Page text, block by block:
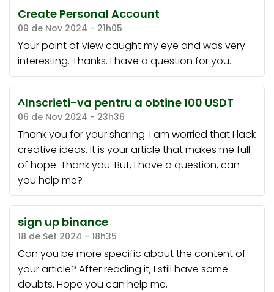
Create Personal Account
09 de Nov 2024 - 21h05
Your point of view caught my eye and was very
interesting. Thanks. I have a question for you.
^Inscrieti-va pentru a obtine 100 USDT
06 de Nov 2024 - 23h36
Thank you for your sharing. I am worried that I lack
creative ideas. It is your article that makes me full
of hope. Thank you. But, I have a question, can
you help me?
sign up binance
18 de Set 2024 - 18h35
Can you be more specific about the content of
your article? After reading it, I still have some
doubts. Hope you can help me.